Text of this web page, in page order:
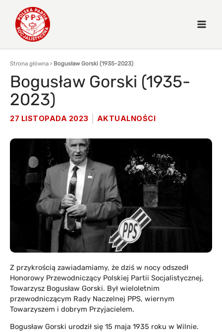
Strona główna › Bogusław Gorski (1935-2023)
Bogusław Gorski (1935-
2023)
27 LISTOPADA 2023 AKTUALNOŚCI
Z przykrością zawiadamiamy, że dziś w nocy odszedł
Honorowy Przewodniczący Polskiej Partii Socjalistycznej,
Towarzysz Bogusław Gorski. Był wieloletnim
przewodniczącym Rady Naczelnej PPS, wiernym
Towarzyszem i dobrym Przyjacielem.
Bogusław Gorski urodził się 15 maja 1935 roku w Wilnie.